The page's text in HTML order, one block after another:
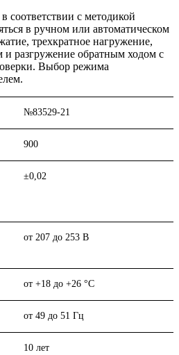
соответствии с методикой
в ручном или автоматическом
трехкратное нагружение,
разгружение обратным ходом с
Выбор режима
№83529-21
900
±0,02
от 207 до 253 В
от +18 до +26 °С
от 49 до 51 Гц
10 лет